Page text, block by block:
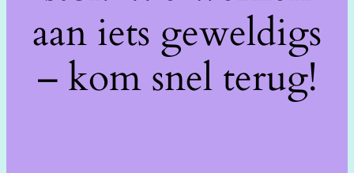
aan iets geweldigs
– kom snel terug!